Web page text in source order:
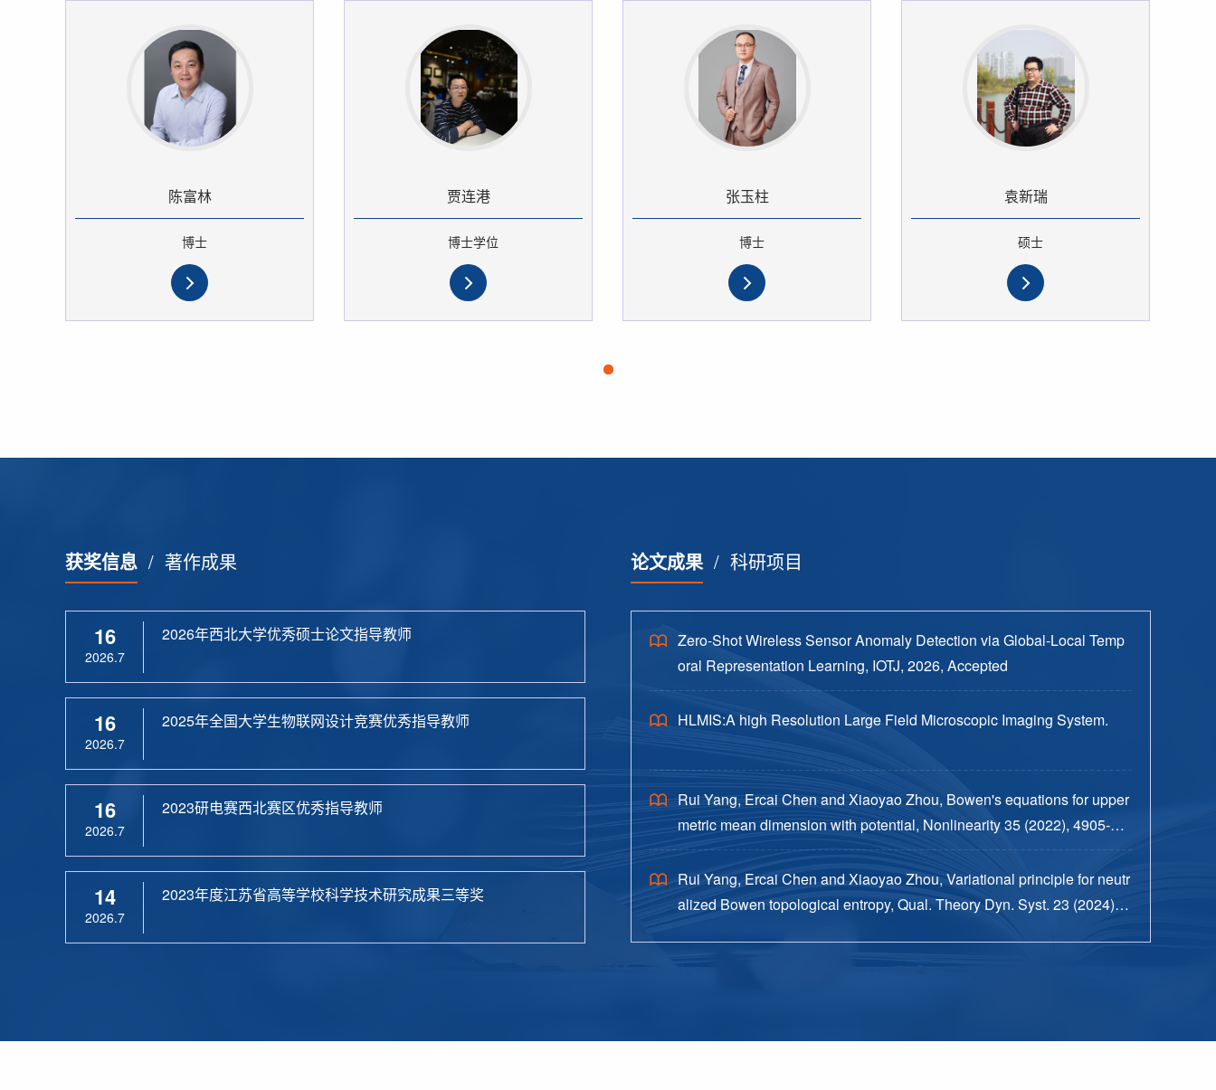
陈富林
博士
贾连港
博士学位
张玉柱
博士
袁新瑞
硕士
获奖信息 / 著作成果
16
2026.7
2026年西北大学优秀硕士论文指导教师
16
2026.7
2025年全国大学生物联网设计竞赛优秀指导教师
16
2026.7
2023研电赛西北赛区优秀指导教师
14
2026.7
2023年度江苏省高等学校科学技术研究成果三等奖
论文成果/ 科研项目
Zero-Shot Wireless Sensor Anomaly Detection via Global-Local Temp
oral Representation Learning, IOTJ, 2026, Accepted
HLMIS:A high Resolution Large Field Microscopic Imaging System.
Rui Yang, Ercai Chen and Xiaoyao Zhou, Bowen's equations for upper
metric mean dimension with potential, Nonlinearity 35 (2022), 4905-49
38.
Rui Yang, Ercai Chen and Xiaoyao Zhou, Variational principle for neutr
alized Bowen topological entropy, Qual. Theory Dyn. Syst. 23 (2024), n